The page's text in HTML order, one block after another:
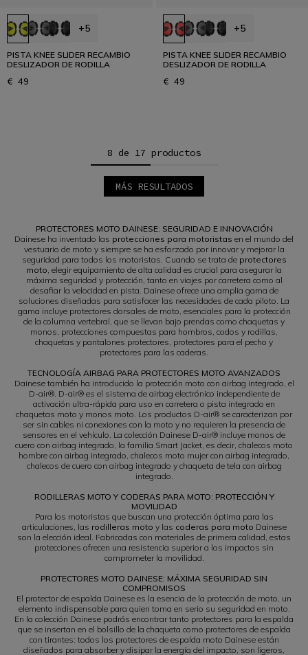
+5
PISTA KNEE SLIDER RECAMBIO
DESLIZADOR DE RODILLA
€ 49
+5
PISTA KNEE SLIDER RECAMBIO
DESLIZADOR DE RODILLA
€ 49
8 de 17 productos
MÁS RESULTADOS
PROTECTORES MOTO DAINESE: SEGURIDAD E INNOVACIÓN
Dainese ha inventado las protecciones para motoristas en el mundo del
vestuario de moto y siempre se ha esforzado por innovar y mejorar la
seguridad para todos los motoristas. Cuando se trata de protectores
moto, elegir equipamiento de alta calidad es crucial para asegurar la
máxima seguridad y protección, tanto en viajes por carretera como al
desafiar la velocidad en pista. Dainese ofrece una amplia gama de
soluciones diseñadas para satisfacer las necesidades de cada piloto. La
gama incluye protectores dorsales de moto, esenciales para la protección
de la columna vertebral, que se llevan bajo prendas como chaquetas y
monos, protecciones compuestas para hombros, codos y rodillas,
chaquetas y pantalones protectores, protectores para el pecho y
protectores para las caderas.
TECNOLOGÍA AIRBAG PARA PROTECTORES MOTO AVANZADOS
Dainese también ha introducido la protección moto con airbag integrado, el
D-air®. D-air® es el sistema de airbag electrónico independiente de
activación ultra-rápida para uso en carretera o pista integrado en
chaquetas moto y monos moto. Los productos D-air® se caracterizan por
ser sin cables ni conexiones con la moto y no requieren la presencia de
sensores en el vehículo. La colección Dainese D-air® incluye monos de
cuero con airbag integrado, la familia Smart Jacket, es decir, chalecos moto
hombre con airbag integrado, chalecos moto mujer con airbag integrado,
chalecos de cuero con airbag integrado y chaqueta de tela con airbag
integrado.
RODILLERAS MOTO Y CODERAS PARA MOTO: PROTECCIÓN Y
MOVILIDAD
Para los motoristas que buscan una protección óptima para las
articulaciones, las rodilleras moto y las coderas para moto Dainese
son la elección ideal. Fabricadas con materiales de primera calidad, estas
protecciones ofrecen una resistencia superior a los impactos sin
comprometer la movilidad.
PROTECTORES MOTO DAINESE: MÁXIMA SEGURIDAD SIN
COMPROMISOS
El protector de espalda Dainese es la esencia de la protección de moto, un
elemento indispensable para quien toma en serio su seguridad en moto.
En la colección Dainese podrás encontrar tanto protectores para la espalda
que se insertan en el bolsillo de la chaqueta como protectores de espalda
con tirantes: todos los protectores de espalda moto Dainese están
diseñados para absorber y disipar la energía del impacto, son ligeros,